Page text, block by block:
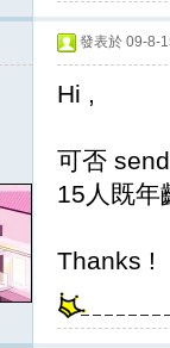
發表於 09-8-
Hi ,
可否
15人既年
Thanks !